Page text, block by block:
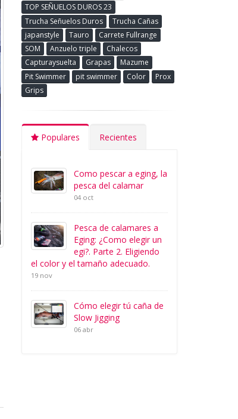
TOP SEÑUELOS DUROS 23
Trucha Señuelos Duros
Trucha Cañas
japanstyle
Tauro
Carrete Fullrange
SOM
Anzuelo triple
Chalecos
Capturaysuelta
Grapas
Mazume
Pit Swimmer
pit swimmer Color
Prox
Grips
Populares Recientes
Como pescar a eging, la
pesca del calamar
04 oct
Pesca de calamares a
Eging: ¿Como elegir un
egi?. Parte 2. Eligiendo
el color y el tamaño adecuado.
19 nov
Cómo elegir tú caña de
Slow Jigging
06 abr